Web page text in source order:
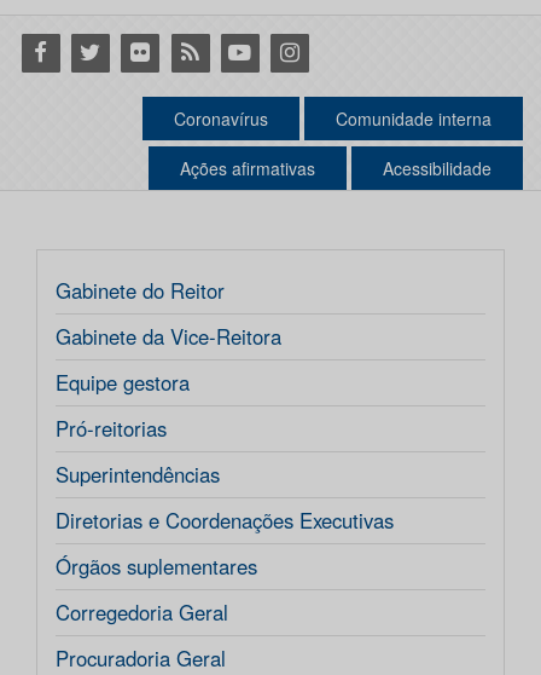
Facebook
Twitter Flickr RSS YoutubeInstagram
Coronavírus Comunidade interna
Ações afirmativas Acessibilidade
Gabinete do Reitor
Gabinete da Vice-Reitora
Equipe gestora
Pró-reitorias
Superintendências
Diretorias e Coordenações Executivas
Órgãos suplementares
Corregedoria Geral
Procuradoria Geral